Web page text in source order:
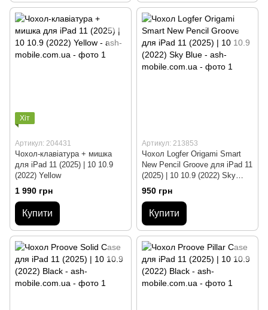
Хіт
Артикул: 204431
Чохол-клавіатура + мишка
для iPad 11 (2025) | 10 10.9
(2022) Yellow
1 990 грн
Купити
Артикул: 213853
Чохол Logfer Origami Smart
New Pencil Groove для iPad 11
(2025) | 10 10.9 (2022) Sky
Blue
950 грн
Купити